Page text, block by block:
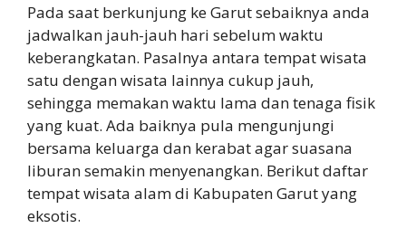
Pada saat berkunjung ke Garut sebaiknya anda
jadwalkan jauh-jauh hari sebelum waktu
keberangkatan. Pasalnya antara tempat wisata
satu dengan wisata lainnya cukup jauh,
sehingga memakan waktu lama dan tenaga fisik
yang kuat. Ada baiknya pula mengunjungi
bersama keluarga dan kerabat agar suasana
liburan semakin menyenangkan. Berikut daftar
tempat wisata alam di Kabupaten Garut yang
eksotis.